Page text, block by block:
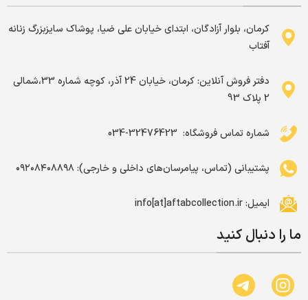
کرمان، بلوار آزادگان، ابتدای خیابان علی ضیا، پوشاک سایزبزرگ زنانه
آفتاب
دفتر فروش آنلاین: کرمان، خیابان 24 آذر، کوچه شماره 33،شمالی
2 پلاک 93
شماره تماس فروشگاه: ‌ 32476423-034
پشتیبانی (تماس، پیامرسان‌های داخلی و خارجی): ۰۹۲۰۸۴۰۸۸۹۸
ایمیل: info[at]aftabcollection.ir
ما را دنبال کنید